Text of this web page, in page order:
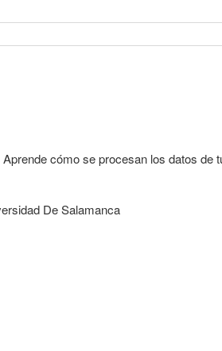
Aprende cómo se procesan los datos de
De Salamanca